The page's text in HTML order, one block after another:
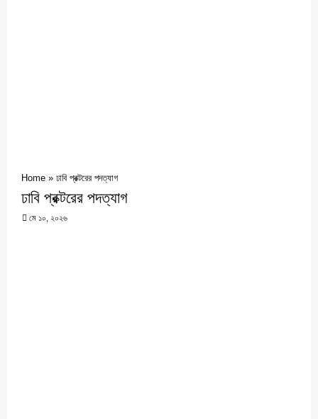
Home » ঢাবি প্রক্টরের পদত্যাগ
ঢাবি প্রক্টরের পদত্যাগ
মে ১০, ২০২৬